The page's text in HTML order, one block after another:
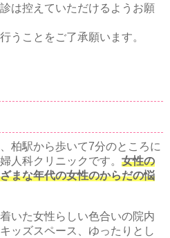
は控えていただけるようお願
うことをご了承願います。
柏駅から歩いて7分のところに
人科クリニックです。 女性の
まな年代の女性のからだの悩
いた女性らしい色合いの院内
ッズスペース、ゆったりとし